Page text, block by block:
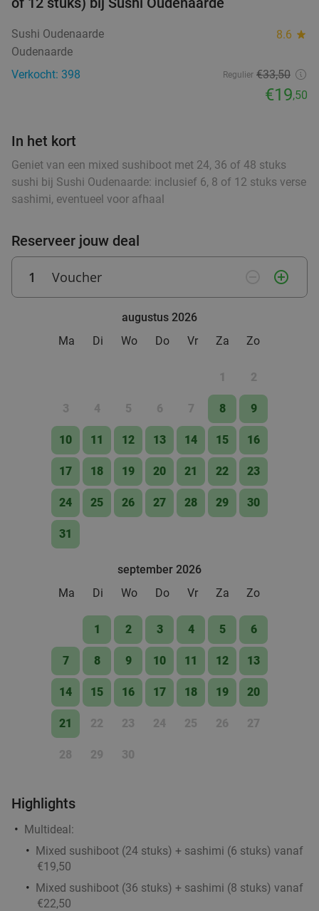
food
food
hartje Gent
Morgen Di Wo
Gent 28 min. directions_car
€58
40%
Ontbijt naar keuze bij In Choc in hartje Gent
Zo Di Wo
Do
Gent
,50
€13
Sushi Oudenaarde 8.6 star
Oudenaarde
Verkocht: 398
Regulier €33,50
€19,50
In het kort
Geniet van een mixed sushiboot met 24, 36 of 48 stuks
sushi bij Sushi Oudenaarde: inclusief 6, 8 of 12 stuks verse
sashimi, eventueel voor afhaal
Reserveer jouw deal
1 Voucher add_circle_outline
augustus 2026
Ma
Di Wo Do Vr Za Zo
1 2
3 4 5 6 7 8 9
10 11 12 13 14 15 16
17 18 19 20 21 22 23
24 25 26 27 28 29 30
31
september 2026
Ma
Di Wo Do Vr Za Zo
1 2 3 4 5 6
7 8 9 10 11 12 13
14 15 16 17 18 19 20
21 22 23 24 25 26 27
28 29 30
Highlights
Multideal:
Mixed sushiboot (24 stuks) + sashimi (6 stuks) vanaf
€19,50
Mixed sushiboot (36 stuks) + sashimi (8 stuks) vanaf
€22,50